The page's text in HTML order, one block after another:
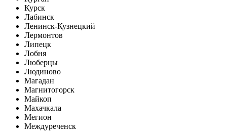
Курск
Лабинск
Ленинск-Кузнецкий
Лермонтов
Липецк
Лобня
Люберцы
Людиново
Магадан
Магнитогорск
Майкоп
Махачкала
Мегион
Междуреченск